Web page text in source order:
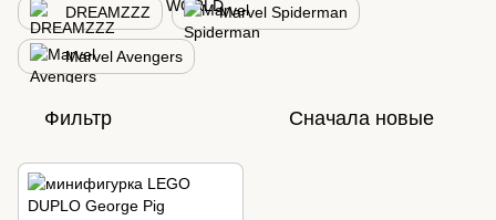
DREAMZZZ Marvel Spiderman
Marvel Avengers
Фильтр Сначала новые